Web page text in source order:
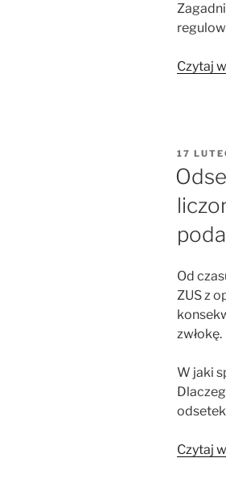
Czytaj
W
17
Od
ZUS z
zwłokę.
W jaki
Czytaj